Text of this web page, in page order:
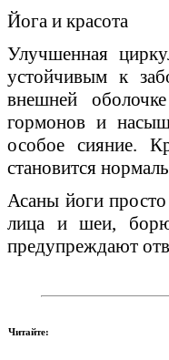
Йога и красота
Улучшенная
устойчивым к
внешней
гормонов и
особое сияние.
становится
Асаны йоги
лица и шеи,
предупреждают
Читайте: